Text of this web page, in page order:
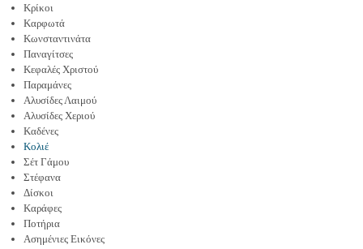
Κρίκοι
Καρφωτά
Κωνσταντινάτα
Παναγίτσες
Κεφαλές Χριστού
Παραμάνες
Αλυσίδες Λαιμού
Αλυσίδες Χεριού
Καδένες
Κολιέ
Σέτ Γάμου
Στέφανα
Δίσκοι
Καράφες
Ποτήρια
Ασημένιες Εικόνες